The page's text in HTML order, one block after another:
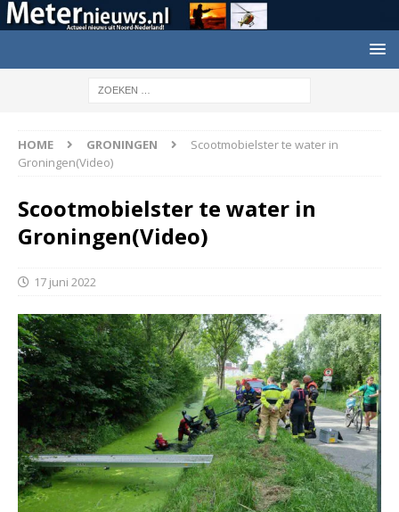
HOME GRONINGEN
Scootmobielster te water in
Groningen(Video)
Scootmobielster te water in
Groningen(Video)
17 juni 2022